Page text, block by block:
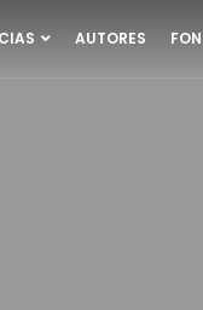
AUTORES